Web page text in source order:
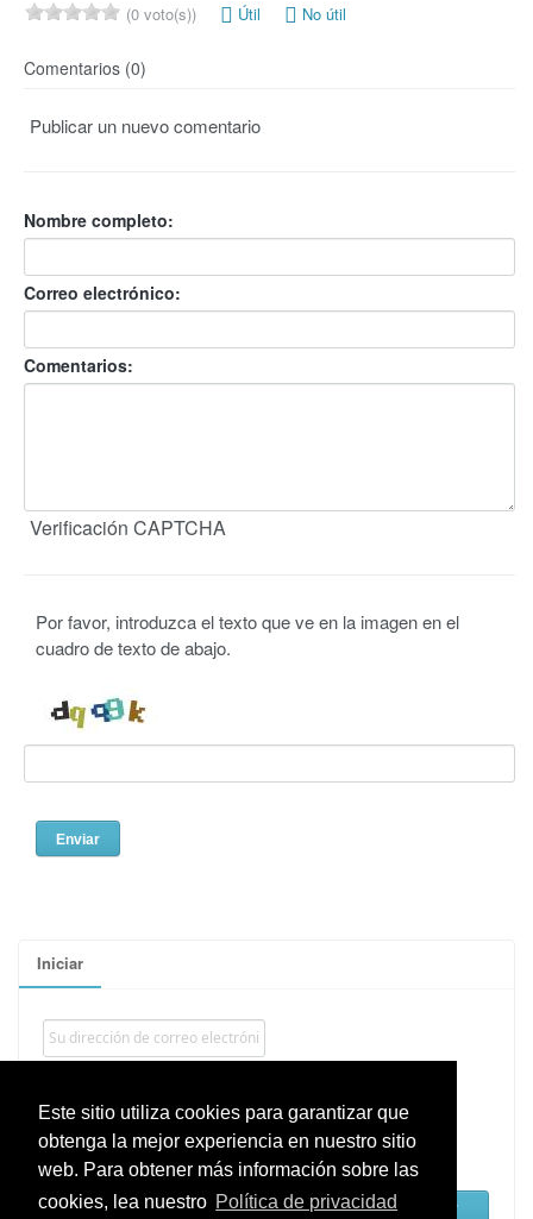
Este sitio utiliza cookies para garantizar que
obtenga la mejor experiencia en nuestro sitio
web. Para obtener más información sobre las
cookies, lea nuestro Política de privacidad
Iniciar
Recordarme
¿Recuperar?
(0 voto(s)) Útil No útil
Comentarios (0)
Publicar un nuevo comentario
Nombre completo:
Correo electrónico:
Comentarios:
Verificación CAPTCHA
Por favor, introduzca el texto que ve en la imagen en el
cuadro de texto de abajo.